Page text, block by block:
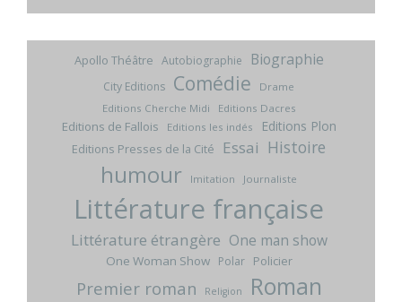
Apollo Théâtre Autobiographie Biographie
City Editions Comédie
Drame
Editions Cherche Midi
Editions Dacres
Editions de Fallois Editions les indés Editions Plon
Editions Presses de la Cité Essai Histoire
humour Imitation Journaliste
Littérature française
Littérature étrangère One man show
One Woman Show Polar Policier
Premier roman Religion Roman